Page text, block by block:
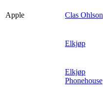
Apple Clas Ohlson
Elkjøp
Elkjøp
Phonehouse